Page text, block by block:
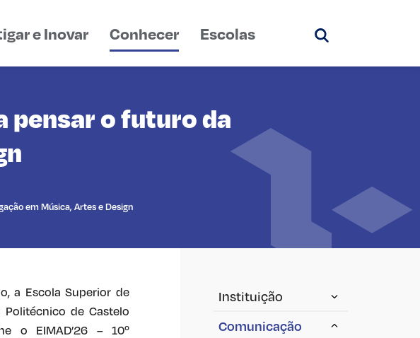
e Inovar Conhecer
Escolas
pensar o futuro da
em Música, Artes e Design
a Escola Superior de
de Castelo
o EIMAD’26 – 10º
Instituição
Comunicação